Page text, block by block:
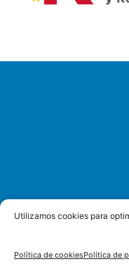
Utilizamos cookies para
Política de cookiesPolítica de